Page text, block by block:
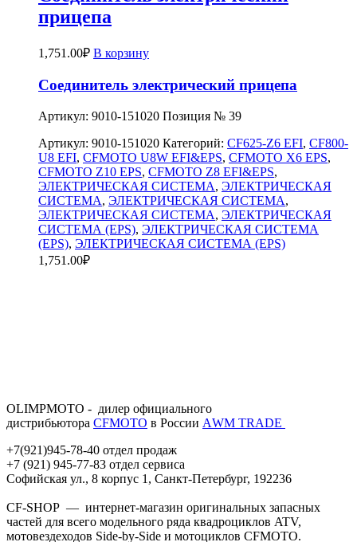
прицепа
1,751.00₽ В корзину
Соединитель электрический прицепа
Артикул: 9010-151020 Позиция № 39
Артикул: 9010-151020 Категорий: CF625-Z6 EFI, CF800-
U8 EFI, CFMOTO U8W EFI&EPS, CFMOTO X6 EPS,
CFMOTO Z10 EPS, CFMOTO Z8 EFI&EPS,
ЭЛЕКТРИЧЕСКАЯ СИСТЕМА, ЭЛЕКТРИЧЕСКАЯ
СИСТЕМА, ЭЛЕКТРИЧЕСКАЯ СИСТЕМА,
ЭЛЕКТРИЧЕСКАЯ СИСТЕМА, ЭЛЕКТРИЧЕСКАЯ
СИСТЕМА (EPS), ЭЛЕКТРИЧЕСКАЯ СИСТЕМА
(EPS), ЭЛЕКТРИЧЕСКАЯ СИСТЕМА (EPS)
1,751.00₽
OLIMPMOTO - дилер официального
дистрибьютора CFMOTO в России АWМ TRADE
+7(921)945-78-40 отдел продаж
+7 (921) 945-77-83 отдел сервиса
Софийская ул., 8 корпус 1, Санкт-Петербург, 192236
CF-SHOP — интернет-магазин оригинальных запасных
частей для всего модельного ряда квадроциклов ATV,
мотовездеходов Side-by-Side и мотоциклов CFMOTO.